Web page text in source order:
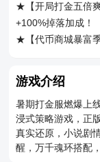
★【开局打金五倍
+100%掉落加成！
★【代币商城暴富
即巅峰！
★【神界中枢巅峰
★【经典味道再升
★【升级送全套自
法阵、红色魂核等
★【武魂畅玩计划
游戏介绍
暑期打金服燃爆上
浸式策略游戏，正
真实还原，小说剧
醒，万千魂环搭配